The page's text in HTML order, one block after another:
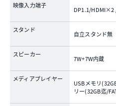
映像入力端子
DP1.1/HDMI×2
スタンド
自立スタンド無
スピーカー
7W+7W内蔵
メディアプレイヤー
USBメモリ
リー(32GB迄/